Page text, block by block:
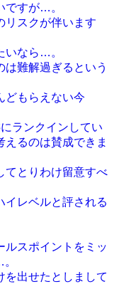
ですが…。
リスクが伴います
いなら…。
は難解過ぎるという
どもらえない今
ランクインしてい
えるのは賛成できま
てとりわけ留意すべ
イレベルと評される
ルスポイントをミッ
を出せたとしまして